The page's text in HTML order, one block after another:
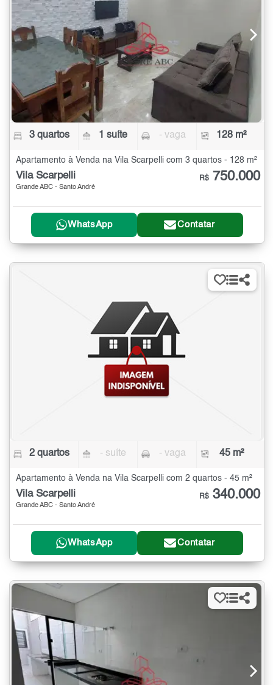
3 quartos 1 suíte - vaga 128 m²
Apartamento à Venda na Vila Scarpelli com 3 quartos - 128 m²
Vila Scarpelli
Grande ABC - Santo André
R$ 750.000
WhatsApp Contatar
2 quartos - suíte - vaga 45 m²
Apartamento à Venda na Vila Scarpelli com 2 quartos - 45 m²
Vila Scarpelli
Grande ABC - Santo André
R$ 340.000
WhatsApp Contatar